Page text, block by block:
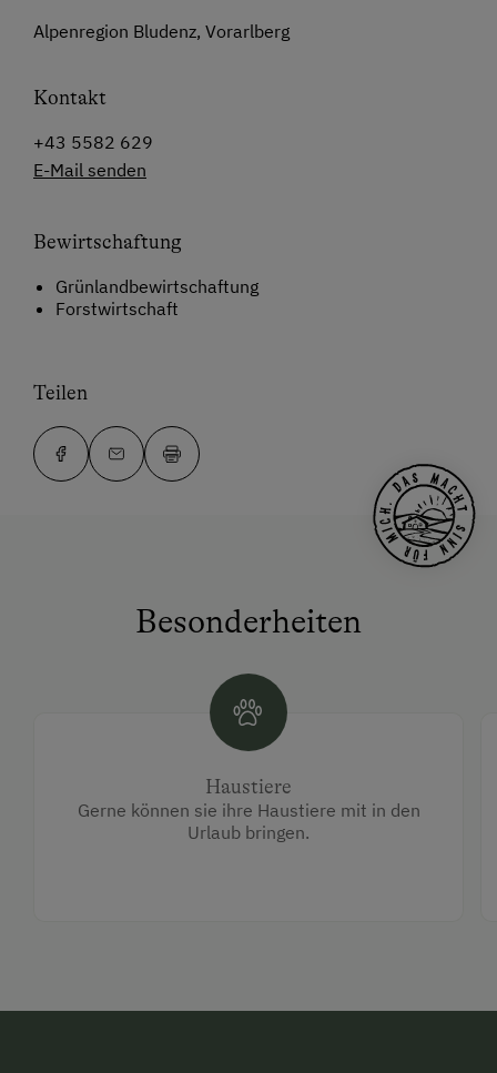
Alpenregion Bludenz, Vorarlberg
Kontakt
+43 5582 629
E-Mail senden
Bewirtschaftung
Grünlandbewirtschaftung
Forstwirtschaft
Teilen
Besonderheiten
Haustiere
Gerne können sie ihre Haustiere mit in den
Urlaub bringen.